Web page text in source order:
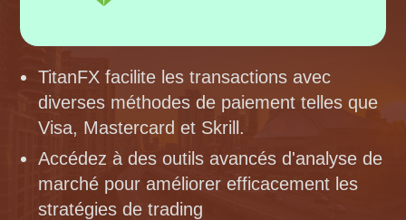
TitanFX facilite les transactions avec
diverses méthodes de paiement telles que
Visa, Mastercard et Skrill.
Accédez à des outils avancés d'analyse de
marché pour améliorer efficacement les
stratégies de trading